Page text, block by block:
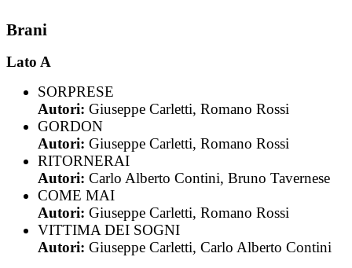
Brani
Lato A
SORPRESE
Autori: Giuseppe Carletti, Romano Rossi
GORDON
Autori: Giuseppe Carletti, Romano Rossi
RITORNERAI
Autori: Carlo Alberto Contini, Bruno Tavernese
COME MAI
Autori: Giuseppe Carletti, Romano Rossi
VITTIMA DEI SOGNI
Autori: Giuseppe Carletti, Carlo Alberto Contini